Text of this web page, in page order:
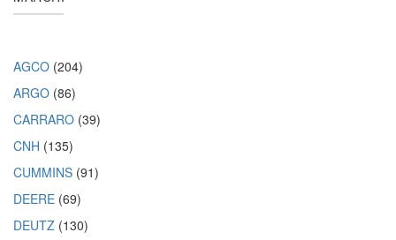
AGCO (204)
ARGO (86)
CARRARO (39)
CNH (135)
CUMMINS (91)
DEERE (69)
DEUTZ (130)